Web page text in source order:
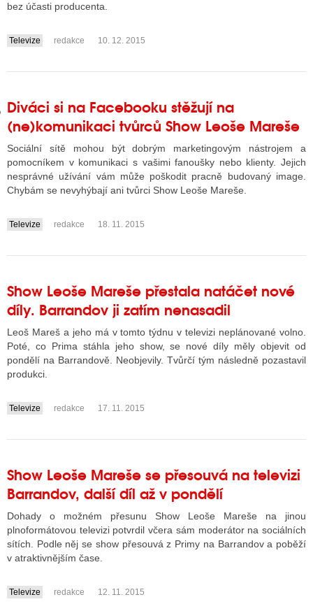
DISKUTÉRA NA RADIOTV
bez účasti producenta.
....
Televize redakce 10. 12. 2015
Diváci si na Facebooku stěžují na
(ne)komunikaci tvůrců Show Leoše Mareše
Sociální sítě mohou být dobrým marketingovým nástrojem a
pomocníkem v komunikaci s vašimi fanoušky nebo klienty. Jejich
nesprávné užívání vám může poškodit pracně budovaný image.
Chybám se nevyhýbají ani tvůrci Show Leoše Mareše.
....
Televize redakce 18. 11. 2015
Show Leoše Mareše přestala natáčet nové
díly. Barrandov ji zatím nenasadil
Leoš Mareš a jeho má v tomto týdnu v televizi neplánované volno.
Poté, co Prima stáhla jeho show, se nové díly měly objevit od
pondělí na Barrandově. Neobjevily. Tvůrčí tým následně pozastavil
produkci.
....
Televize redakce 17. 11. 2015
Show Leoše Mareše se přesouvá na televizi
Barrandov, další díl až v pondělí
Dohady o možném přesunu Show Leoše Mareše na jinou
plnoformátovou televizi potvrdil včera sám moderátor na sociálních
sítích. Podle něj se show přesouvá z Primy na Barrandov a poběží
v atraktivnějším čase.
....
Televize redakce 12. 11. 2015